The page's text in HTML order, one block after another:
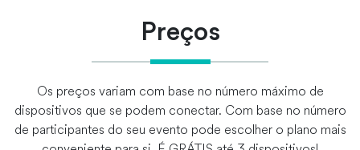
Preços
Os preços variam com base no número máximo de
dispositivos que se podem conectar. Com base no número
de participantes do seu evento pode escolher o plano mais